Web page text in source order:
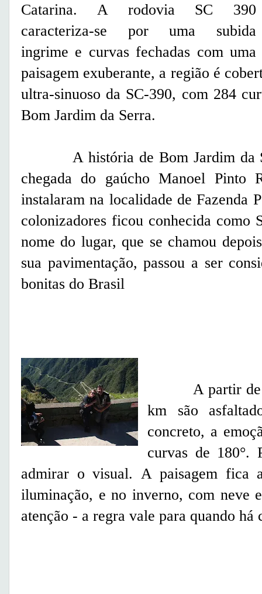
Catarina. A rodovia SC 390
caracteriza-se por uma subida
ingrime e curvas fechadas com uma
paisagem exuberante, a região é
ultra-sinuoso da SC-390, com 284
Bom Jardim da Serra.
A história de Bom Jardim da
chegada do gaúcho Manoel Pinto
instalaram na localidade de Fazenda
colonizadores ficou conhecida
nome do lugar, que se chamou
sua pavimentação, passou a ser
bonitas do Brasil
A partir de
km são
concreto, a
curvas de 180°.
admirar o visual. A paisagem fica
iluminação, e no inverno, com neve
atenção - a regra vale para quando há